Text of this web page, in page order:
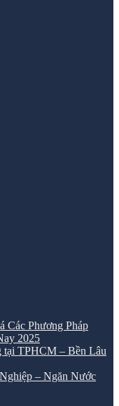
Các Phương Pháp
2025
tại TPHCM – Bền Lâu
– Ngăn Nước